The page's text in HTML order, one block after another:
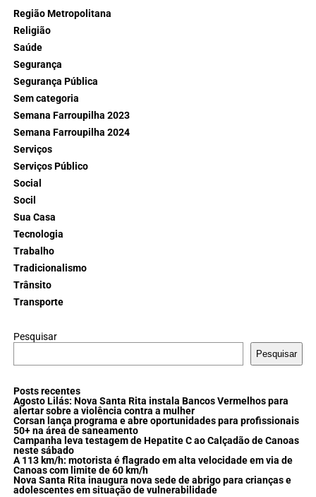
Região Metropolitana
Religião
Saúde
Segurança
Segurança Pública
Sem categoria
Semana Farroupilha 2023
Semana Farroupilha 2024
Serviços
Serviços Público
Social
Socil
Sua Casa
Tecnologia
Trabalho
Tradicionalismo
Trânsito
Transporte
Pesquisar
Pesquisar
Posts recentes
Agosto Lilás: Nova Santa Rita instala Bancos Vermelhos para
alertar sobre a violência contra a mulher
Corsan lança programa e abre oportunidades para profissionais
50+ na área de saneamento
Campanha leva testagem de Hepatite C ao Calçadão de Canoas
neste sábado
A 113 km/h: motorista é flagrado em alta velocidade em via de
Canoas com limite de 60 km/h
Nova Santa Rita inaugura nova sede de abrigo para crianças e
adolescentes em situação de vulnerabilidade